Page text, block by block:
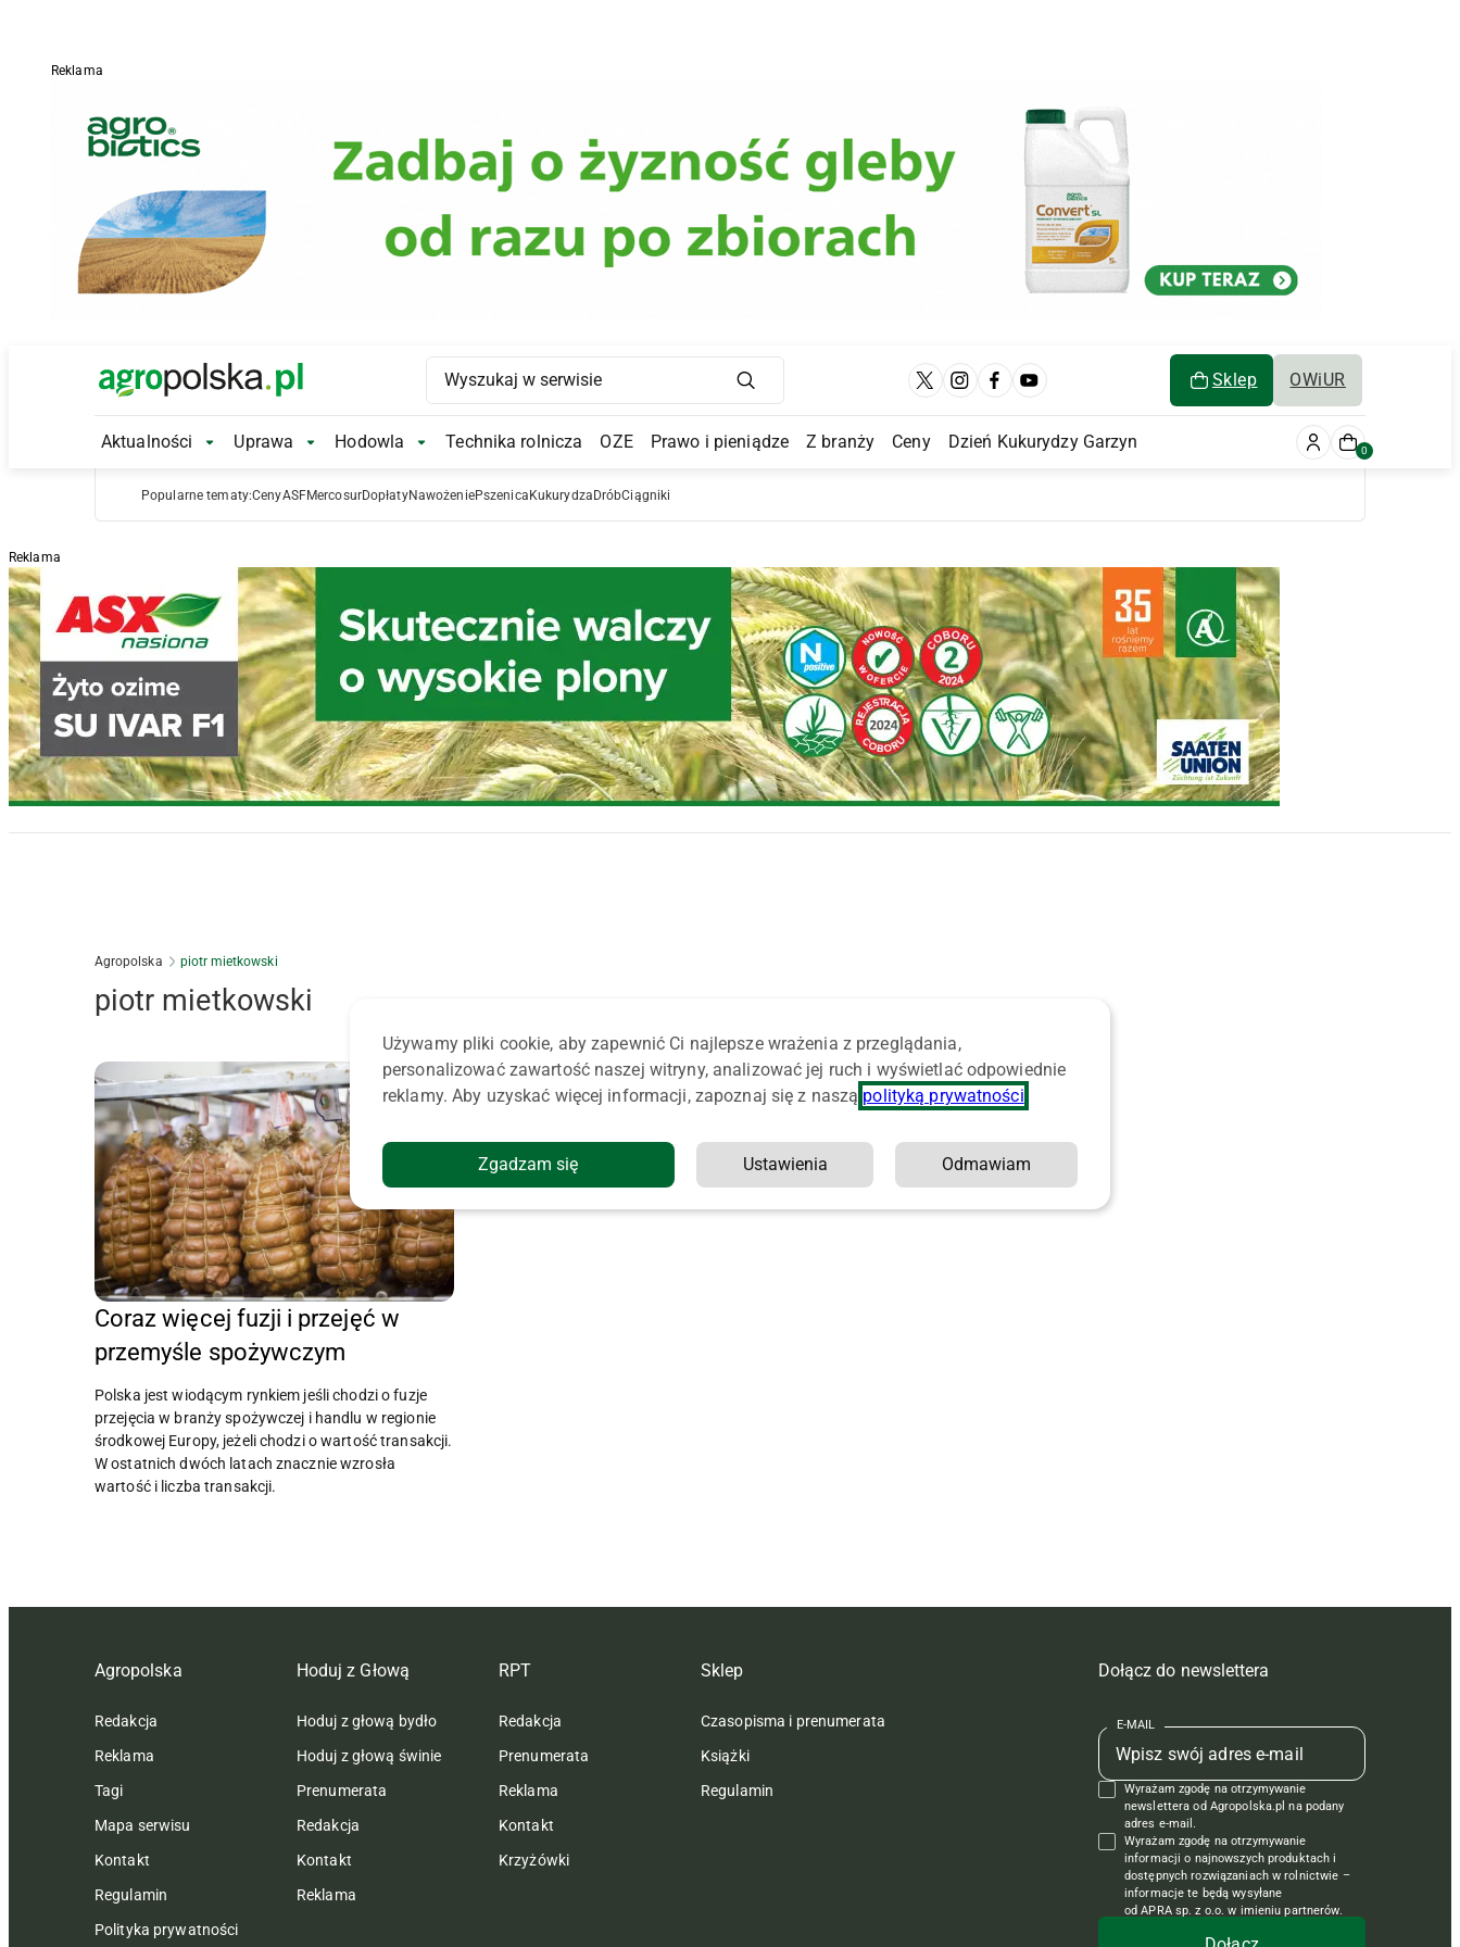
Reklama
Main Logo Sklep OWiUR
Main Navigation
Aktualności Aktualności Submenu
Uprawa Uprawa Submenu
Hodowla Hodowla Submenu
Technika rolnicza OZE Prawo i pieniądze Z branży Ceny Dzień Kukurydzy Garzyn 0
Popularne tematy:CenyASFMercosurDopłatyNawożeniePszenica Kukurydza DróbCiągniki
Reklama
Agropolska piotr mietkowski
piotr mietkowski
Coraz więcej fuzji i przejęć w
przemyśle spożywczym
Polska jest wiodącym rynkiem jeśli chodzi o fuzje
przejęcia w branży spożywczej i handlu w regionie
środkowej Europy, jeżeli chodzi o wartość transakcji.
W ostatnich dwóch latach znacznie wzrosła
wartość i liczba transakcji.
Agropolska
Redakcja
Reklama
Tagi
Mapa serwisu
Kontakt
Regulamin
Polityka prywatności
Hoduj z Głową
Hoduj z głową bydło
Hoduj z głową świnie
Prenumerata
Redakcja
Kontakt
Reklama
RPT
Redakcja
Prenumerata
Reklama
Kontakt
Krzyżówki
Sklep
Czasopisma i prenumerata
Książki
Regulamin
Dołącz do newslettera
E-MAIL
Wyrażam zgodę na otrzymywanie
newslettera od Agropolska.pl na podany
adres e-mail.
Wyrażam zgodę na otrzymywanie
informacji o najnowszych produktach i
dostępnych rozwiązaniach w rolnictwie –
informacje te będą wysyłane
od APRA sp. z o.o. w imieniu partnerów.
Używamy pliki cookie, aby zapewnić Ci najlepsze wrażenia z przeglądania,
personalizować zawartość naszej witryny, analizować jej ruch i wyświetlać odpowiednie
reklamy. Aby uzyskać więcej informacji, zapoznaj się z naszą polityką prywatności
Zgadzam się Ustawienia Odmawiam